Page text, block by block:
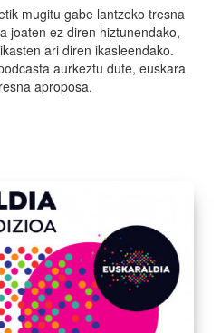
mugitu gabe lantzeko tresna
joaten ez diren hiztunendako,
ari diren ikasleendako.
aurkeztu dute, euskara
aproposa.